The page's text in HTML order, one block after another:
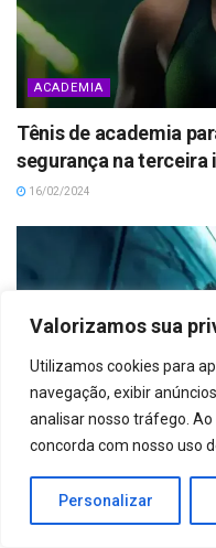
Valorizamos sua
Utilizamos cookies para
navegação, exibir
analisar nosso tráfego. Ao
concorda com nosso uso
Personalizar
ACADEMIA
Tênis de academia
segurança na terceira
16/02/2024